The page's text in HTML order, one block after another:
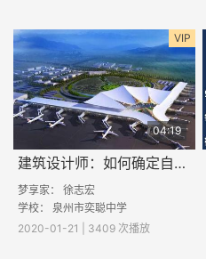
VIP
04:19
建筑设计师：如何确定自己的目标专业和职业？
梦享家： 徐志宏
学校： 泉州市奕聪中学
2020-01-21 | 3409 次播放